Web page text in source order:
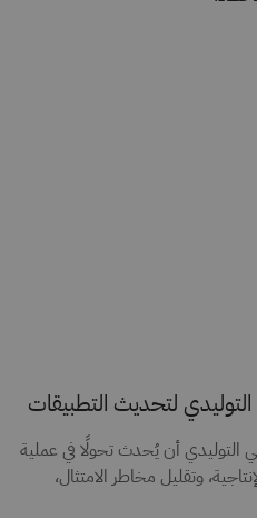
التوليدي لتحديث التطبيقات
التوليدي أن يُحدث تحولًا في عملية
وتقليل مخاطر الامتثال،